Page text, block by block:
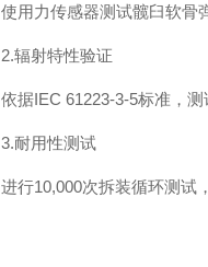
力传感器测试髋臼软骨弹
射特性验证
IEC 61223-3-5标准，测
用性测试
10,000次拆装循环测试，